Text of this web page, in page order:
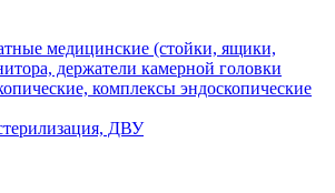
медицинские (стойки, ящики,
держатели камерной головки
комплексы эндоскопические
ДВУ